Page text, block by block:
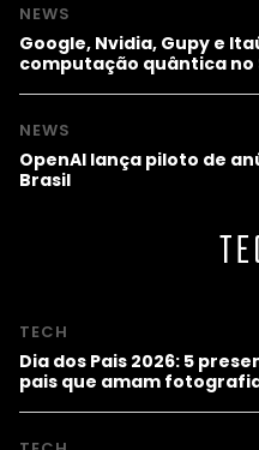
NEWS
Google, Nvidia, Gupy e
computação quântica no
NEWS
OpenAI lança piloto de
Brasil
TECH
Dia dos Pais 2026: 5
pais que amam